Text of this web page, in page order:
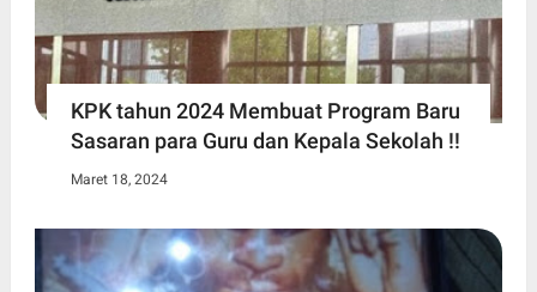
KPK tahun 2024 Membuat Program Baru
Sasaran para Guru dan Kepala Sekolah !!
Maret 18, 2024